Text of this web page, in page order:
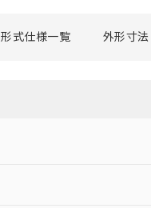
0
形式仕様一覧 外形寸法